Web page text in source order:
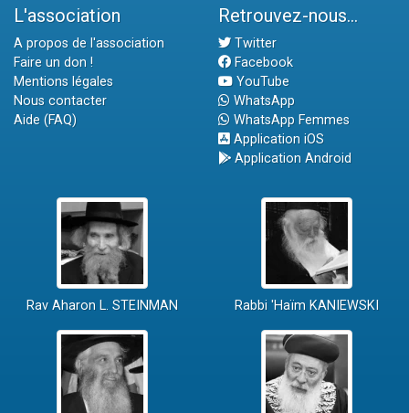
L'association
A propos de l'association
Faire un don !
Mentions légales
Nous contacter
Aide (FAQ)
Retrouvez-nous...
Twitter
Facebook
YouTube
WhatsApp
WhatsApp Femmes
Application iOS
Application Android
Rav Aharon L. STEINMAN Rabbi 'Haïm KANIEWSKI